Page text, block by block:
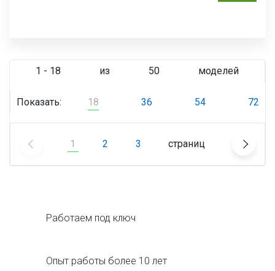
1 - 18 из 50 моделей
Показать: 18 36 54 72
1 2 3 страниц
Работаем под ключ
Опыт работы более 10 лет